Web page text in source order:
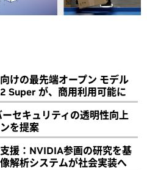
けの最先端オープン モデル
Super が、商用利用可能に
セキュリティの透明性向上
を提案
援：NVIDIA参画の研究を基
解析システムが社会実装へ